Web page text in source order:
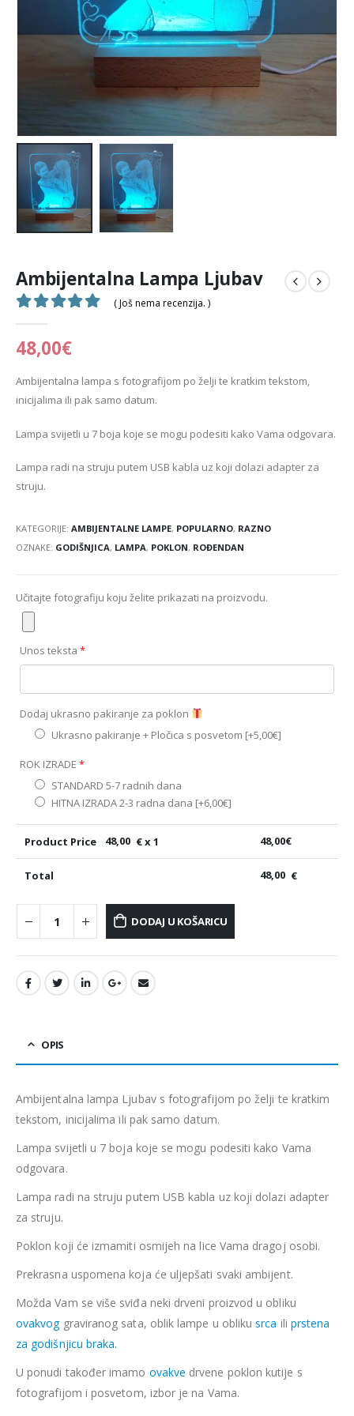
Ambijentalna Lampa Ljubav
0out of 5
( Još nema recenzija. )
48,00€
Ambijentalna lampa s fotografijom po želji te kratkim tekstom,
inicijalima ili pak samo datum.
Lampa svijetli u 7 boja koje se mogu podesiti kako Vama odgovara.
Lampa radi na struju putem USB kabla uz koji dolazi adapter za
struju.
KATEGORIJE: AMBIJENTALNE LAMPE, POPULARNO, RAZNO
OZNAKE: GODIŠNJICA, LAMPA, POKLON, ROĐENDAN
Učitajte fotografiju koju želite prikazati na proizvodu.
Unos teksta *
Dodaj ukrasno pakiranje za poklon
Ukrasno pakiranje + Pločica s posvetom [+5,00€]
ROK IZRADE *
STANDARD 5-7 radnih dana
HITNA IZRADA 2-3 radna dana [+6,00€]
Product Price 48,00 € x 1 48,00€
Total 48,00 €
DODAJ U KOŠARICU
OPIS
Ambijentalna lampa Ljubav s fotografijom po želji te kratkim
tekstom, inicijalima ili pak samo datum.
Lampa svijetli u 7 boja koje se mogu podesiti kako Vama
odgovara.
Lampa radi na struju putem USB kabla uz koji dolazi adapter
za struju.
Poklon koji će izmamiti osmijeh na lice Vama dragoj osobi.
Prekrasna uspomena koja će uljepšati svaki ambijent.
Možda Vam se više sviđa neki drveni proizvod u obliku
ovakvoggraviranog sata, oblik lampe u oblikusrca ili prstena
za godišnjicu braka.
U ponudi također imamo ovakve drvene poklon kutije s
fotografijom i posvetom, izbor je na Vama.